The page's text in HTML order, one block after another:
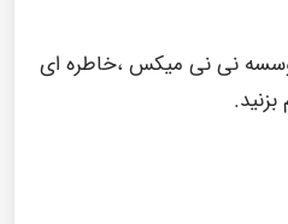
نی نی میکس ،خاطره ای